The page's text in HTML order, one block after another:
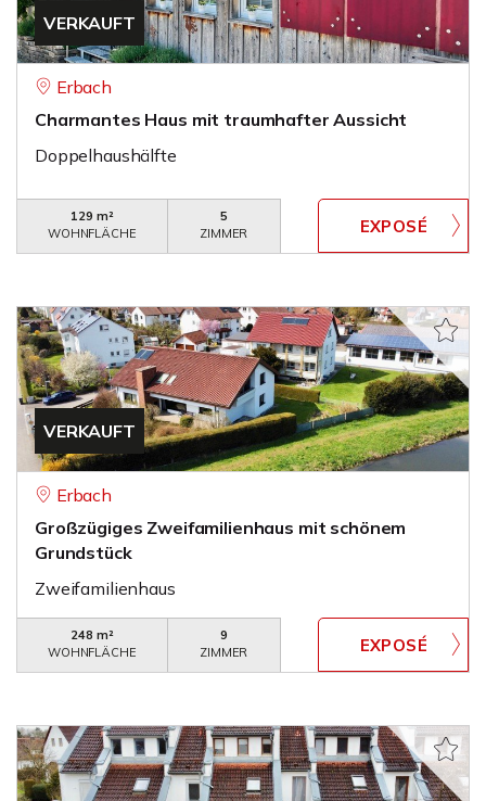
VERKAUFT
Erbach
Charmantes Haus mit traumhafter Aussicht
Doppelhaushälfte
129 m²
WOHNFLÄCHE
5
ZIMMER
VERKAUFT
Erbach
Großzügiges Zweifamilienhaus mit schönem
Grundstück
Zweifamilienhaus
248 m²
WOHNFLÄCHE
9
ZIMMER